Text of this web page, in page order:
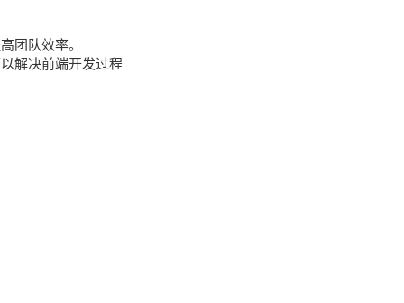
团队效率。
解决前端开发过程